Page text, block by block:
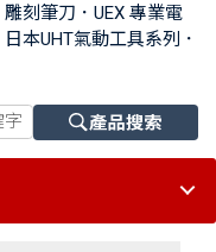
刻筆刀．UEX 專業電
本UHT氣動工具系列．